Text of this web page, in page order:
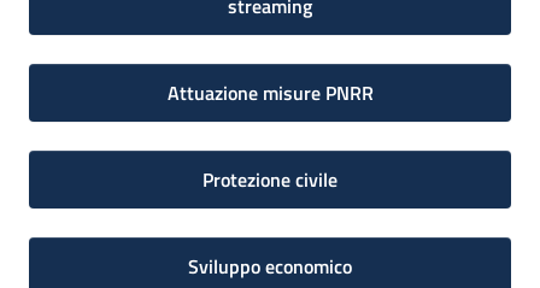
streaming
Attuazione misure PNRR
Protezione civile
Sviluppo economico